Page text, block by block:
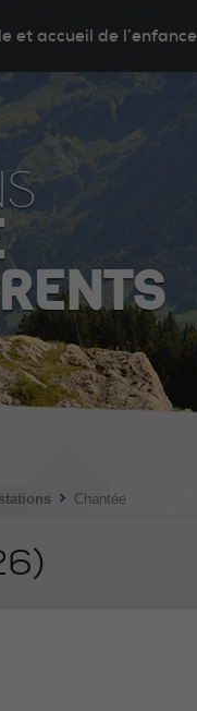
et accueil de l’enfance
> Chantée